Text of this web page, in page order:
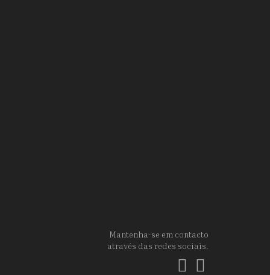
Mantenha-se em contacto
através das redes sociais.
Facebook